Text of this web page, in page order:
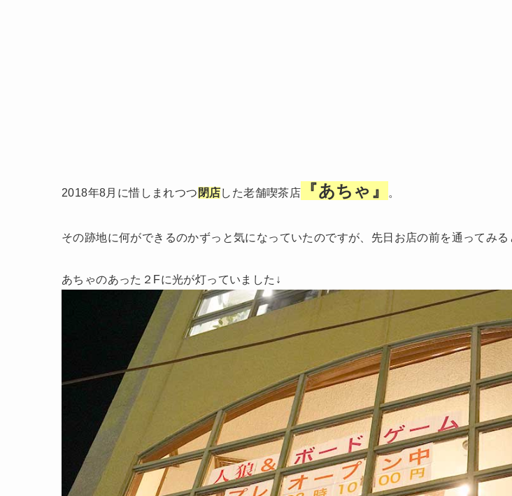
2018年8月に惜しまれつつ 閉店した老舗喫茶店 『あちゃ』 。
その跡地に何ができるのかずっと気になっていたのですが、先日お店の前を通ってみ
あちゃのあった２Fに光が灯っていました↓